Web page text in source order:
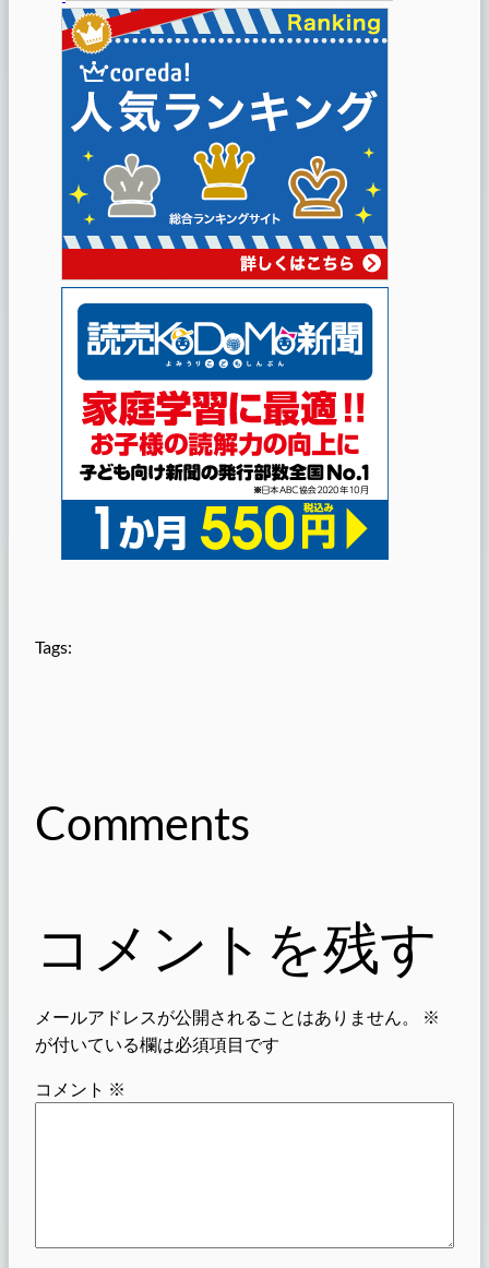
Tags:
Comments
コメントを残す
メールアドレスが公開されることはありません。
※
が付いている欄は必須項目です
コメント ※